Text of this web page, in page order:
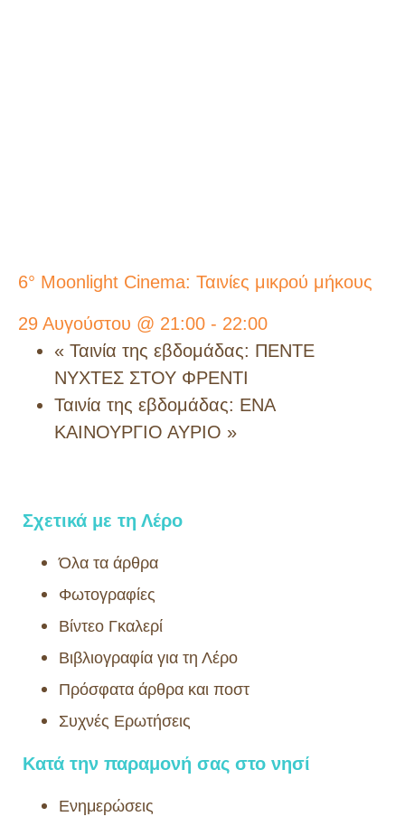
6° Moonlight Cinema: Ταινίες μικρού μήκους
29 Αυγούστου @ 21:00 - 22:00
« Ταινία της εβδομάδας: ΠΕΝΤΕ
ΝΥΧΤΕΣ ΣΤΟΥ ΦΡΕΝΤΙ
Ταινία της εβδομάδας: ΕΝΑ
ΚΑΙΝΟΥΡΓΙΟ ΑΥΡΙΟ »
Σχετικά με τη Λέρο
Όλα τα άρθρα
Φωτογραφίες
Βίντεο Γκαλερί
Βιβλιογραφία για τη Λέρο
Πρόσφατα άρθρα και ποστ
Συχνές Ερωτήσεις
Κατά την παραμονή σας στο νησί
Ενημερώσεις